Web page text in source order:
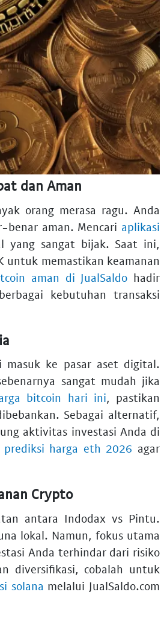
dan Aman
orang merasa ragu. Anda
aman. Mencari aplikasi
yang sangat bijak. Saat ini,
untuk memastikan keamanan
aman di JualSaldo hadir
kebutuhan transaksi
masuk ke pasar aset digital.
sangat mudah jika
bitcoin hari ini, pastikan
Sebagai alternatif,
aktivitas investasi Anda di
prediksi harga eth 2026 agar
Crypto
antara Indodax vs Pintu.
lokal. Namun, fokus utama
Anda terhindar dari risiko
diversifikasi, cobalah untuk
solana melalui JualSaldo.com